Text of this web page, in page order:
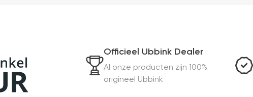
Officieel Ubbink Dealer
Al onze producten zijn 100%
origineel Ubbink